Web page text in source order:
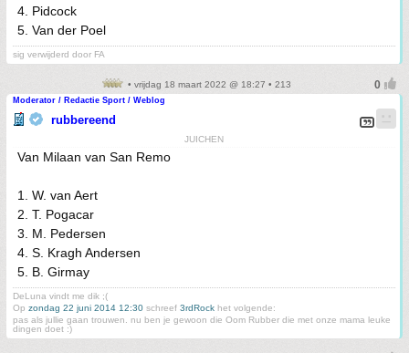
4. Pidcock
5. Van der Poel
sig verwijderd door FA
• vrijdag 18 maart 2022 @ 18:27 • 213
Moderator / Redactie Sport / Weblog
rubbereend
JUICHEN
Van Milaan van San Remo
1. W. van Aert
2. T. Pogacar
3. M. Pedersen
4. S. Kragh Andersen
5. B. Girmay
DeLuna vindt me dik ;(
Op zondag 22 juni 2014 12:30 schreef 3rdRock het volgende:
pas als jullie gaan trouwen. nu ben je gewoon die Oom Rubber die met onze mama leuke
dingen doet :)